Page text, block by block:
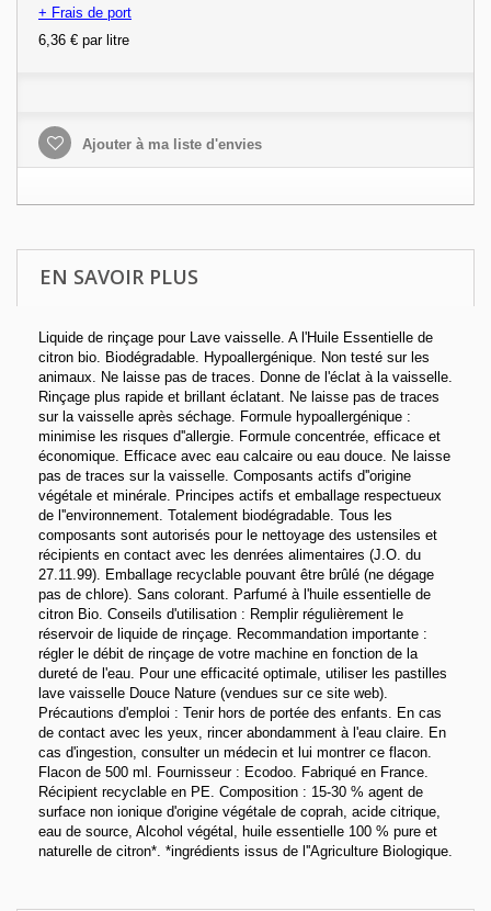
+ Frais de port
6,36 € par litre
Ajouter à ma liste d'envies
EN SAVOIR PLUS
Liquide de rinçage pour Lave vaisselle. A l'Huile Essentielle de
citron bio. Biodégradable. Hypoallergénique. Non testé sur les
animaux. Ne laisse pas de traces. Donne de l'éclat à la vaisselle.
Rinçage plus rapide et brillant éclatant. Ne laisse pas de traces
sur la vaisselle après séchage. Formule hypoallergénique :
minimise les risques d''allergie. Formule concentrée, efficace et
économique. Efficace avec eau calcaire ou eau douce. Ne laisse
pas de traces sur la vaisselle. Composants actifs d''origine
végétale et minérale. Principes actifs et emballage respectueux
de l''environnement. Totalement biodégradable. Tous les
composants sont autorisés pour le nettoyage des ustensiles et
récipients en contact avec les denrées alimentaires (J.O. du
27.11.99). Emballage recyclable pouvant être brûlé (ne dégage
pas de chlore). Sans colorant. Parfumé à l'huile essentielle de
citron Bio. Conseils d'utilisation : Remplir régulièrement le
réservoir de liquide de rinçage. Recommandation importante :
régler le débit de rinçage de votre machine en fonction de la
dureté de l'eau. Pour une efficacité optimale, utiliser les pastilles
lave vaisselle Douce Nature (vendues sur ce site web).
Précautions d'emploi : Tenir hors de portée des enfants. En cas
de contact avec les yeux, rincer abondamment à l'eau claire. En
cas d'ingestion, consulter un médecin et lui montrer ce flacon.
Flacon de 500 ml. Fournisseur : Ecodoo. Fabriqué en France.
Récipient recyclable en PE. Composition : 15-30 % agent de
surface non ionique d'origine végétale de coprah, acide citrique,
eau de source, Alcohol végétal, huile essentielle 100 % pure et
naturelle de citron*. *ingrédients issus de l''Agriculture Biologique.